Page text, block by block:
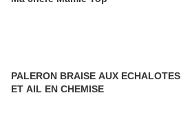
PALERON BRAISE AUX ECHALOTES
ET AIL EN CHEMISE